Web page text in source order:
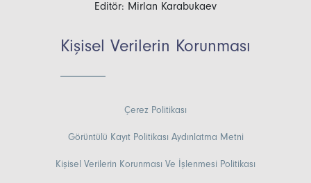
Editör: Mirlan Karabukaev
Kişisel Verilerin Korunması
Çerez Politikası
Görüntülü Kayıt Politikası Aydınlatma Metni
Kişisel Verilerin Korunması Ve İşlenmesi Politikası